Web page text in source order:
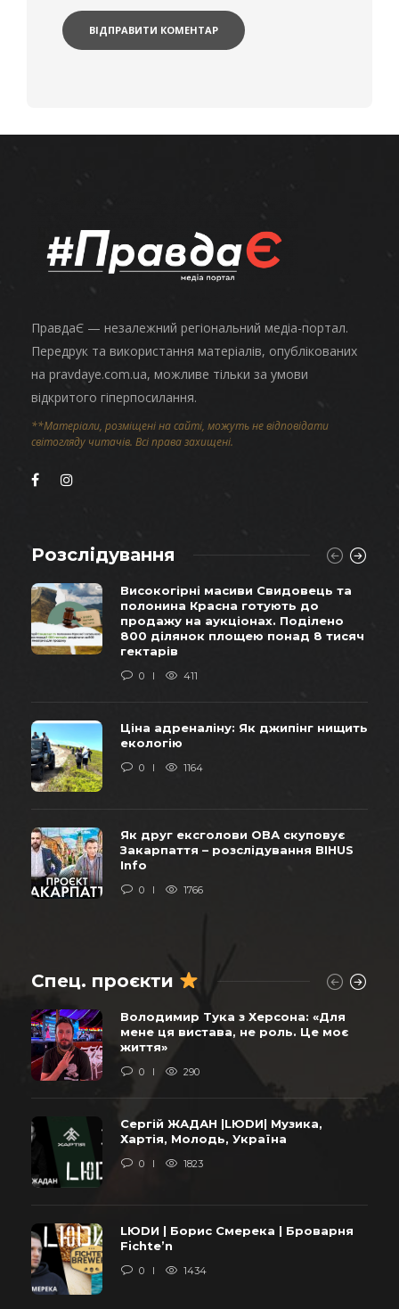
ПравдаЄ — незалежний регіональний медіа-портал.
Передрук та використання матеріалів, опублікованих
на pravdaye.com.ua, можливе тільки за умови
відкритого гіперпосилання.
**Матеріали, розміщені на сайті, можуть не відповідати
світогляду читачів. Всі права захищені.
Розслідування
Високогірні масиви Свидовець та
полонина Красна готують до
продажу на аукціонах. Поділено
800 ділянок площею понад 8 тисяч
гектарів
0 411
Ціна адреналіну: Як джипінг нищить
екологію
0 1164
Як друг ексголови ОВА скуповує
Закарпаття – розслідування BIHUS
Info
0 1766
Спец. проєкти
Володимир Тука з Херсона: «Для
мене ця вистава, не роль. Це моє
життя»
0 290
Сергій ЖАДАН |LЮDИ| Музика,
Хартія, Молодь, Україна
0 1823
LЮDИ | Борис Смерека | Броварня
Fichte’n
0 1434